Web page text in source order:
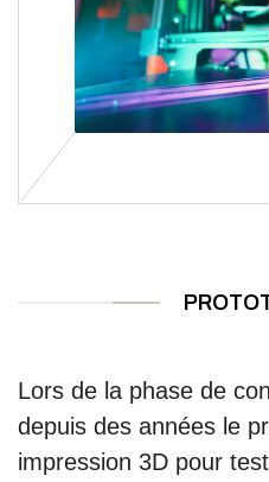
Lors de la phase de
depuis des années le
impression 3D pour